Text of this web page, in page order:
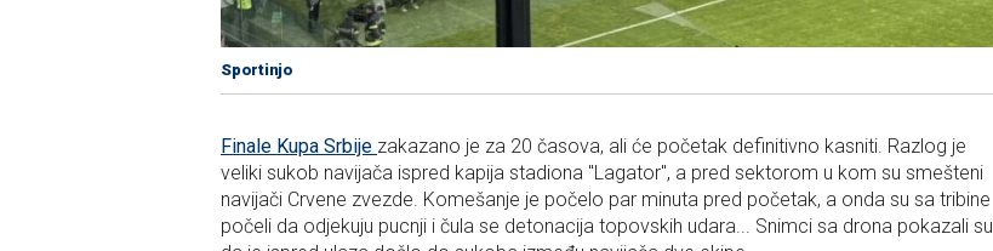
Sportinjo
Finale Kupa Srbije zakazano je za 20 časova, ali će početak definitivno kasniti. Razlog je
veliki sukob navijača ispred kapija stadiona "Lagator", a pred sektorom u kom su smešteni
navijači Crvene zvezde. Komešanje je počelo par minuta pred početak, a onda su sa tribine
počeli da odjekuju pucnji i čula se detonacija topovskih udara... Snimci sa drona pokazali su